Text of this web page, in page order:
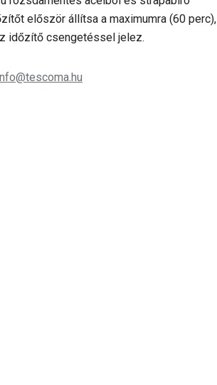
először állítsa a maximumra (60 perc),
időzítő csengetéssel jelez.